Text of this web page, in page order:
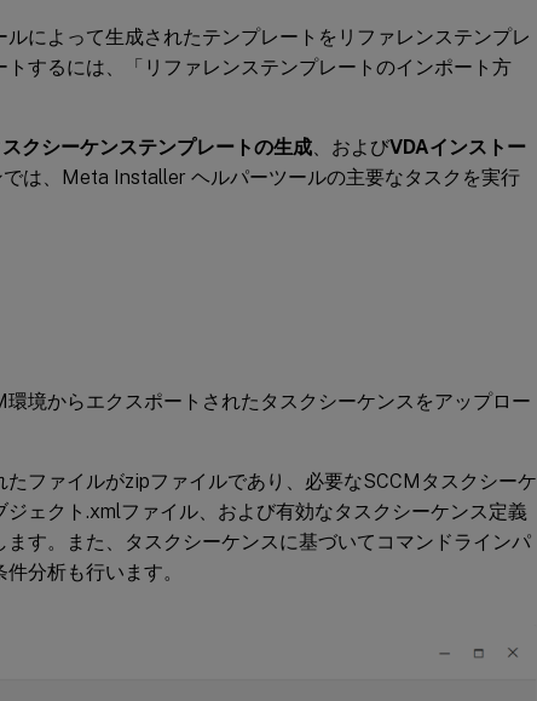
ルによって生成されたテンプレートをリファレンステンプレ
するには、「リファレンステンプレートのインポート方
スクシーケンステンプレートの生成、およびVDAインストー
は、Meta Installer ヘルパーツールの主要なタスクを実行
境からエクスポートされたタスクシーケンスをアップロー
ファイルがzipファイルであり、必要なSCCMタスクシーケ
ェクト.xmlファイル、および有効なタスクシーケンス定義
す。また、タスクシーケンスに基づいてコマンドラインパ
分析も行います。